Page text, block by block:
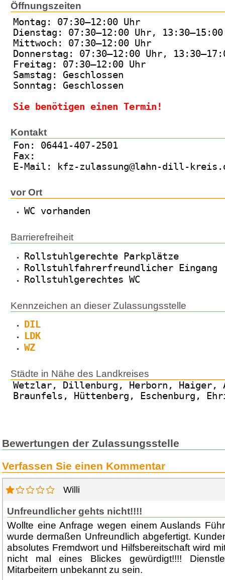
Öffnungszeiten
Montag: 07:30–12:00 Uhr
Dienstag: 07:30–12:00 Uhr,
Mittwoch: 07:30–12:00 Uhr
Donnerstag: 07:30–12:00 Uhr,
Freitag: 07:30–12:00 Uhr
Samstag: Geschlossen
Sonntag: Geschlossen
Sie benötigen einen Termin!
Kontakt
Fon: 06441-407-2501
Fax:
E-Mail: kfz-zulassung@lahn-dill-
vor Ort
WC vorhanden
Barrierefreiheit
Rollstuhlgerechte Parkplätze
Rollstuhlfahrerfreundlicher Eingang
Rollstuhlgerechtes WC
Kennzeichen an dieser Zulassungsstelle
DIL
LDK
WZ
Städte in Nähe des Landkreises
Wetzlar, Dillenburg, Herborn, Haiger,
Braunfels, Hüttenberg, Eschenburg,
Bewertungen der Zulassungsstelle
Verfassen Sie einen Kommentar
Willi
Unfreundlicher gehts nicht!!!!
Wollte eine Anfrage wegen einem Auslands
wurde dermaßen Unfreundlich abgefertigt.
absolutes Fremdwort und Hilfsbereitschaft wird
nicht mal eines Blickes gewürdigt!!!!
Mitarbeitern unbekannt zu sein.